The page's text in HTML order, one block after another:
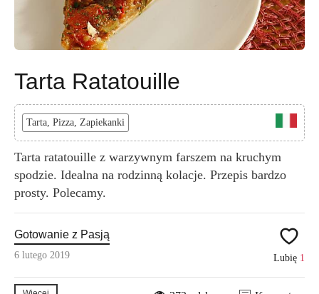
Tarta Ratatouille
Tarta, Pizza, Zapiekanki
Tarta ratatouille z warzywnym farszem na kruchym
spodzie. Idealna na rodzinną kolacje. Przepis bardzo
prosty. Polecamy.
Gotowanie z Pasją
6 lutego 2019 Lubię 1